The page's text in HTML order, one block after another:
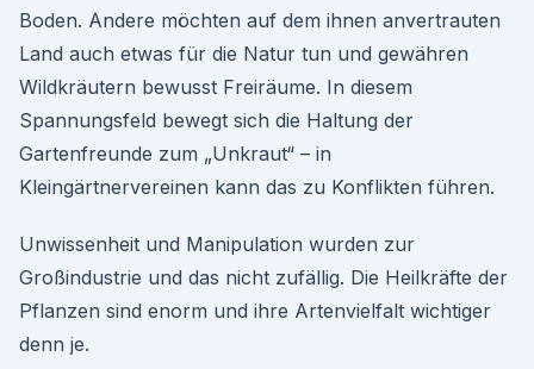
Boden. Andere möchten auf dem ihnen anvertrauten
Land auch etwas für die Natur tun und gewähren
Wildkräutern bewusst Freiräume. In diesem
Spannungsfeld bewegt sich die Haltung der
Gartenfreunde zum „Unkraut“ – in
Kleingärtnervereinen kann das zu Konflikten führen.
Unwissenheit und Manipulation wurden zur
Großindustrie und das nicht zufällig. Die Heilkräfte der
Pflanzen sind enorm und ihre Artenvielfalt wichtiger
denn je.